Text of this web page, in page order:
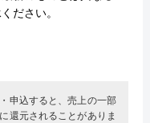
ださい。
申込すると、売上の一部
還元されることがありま